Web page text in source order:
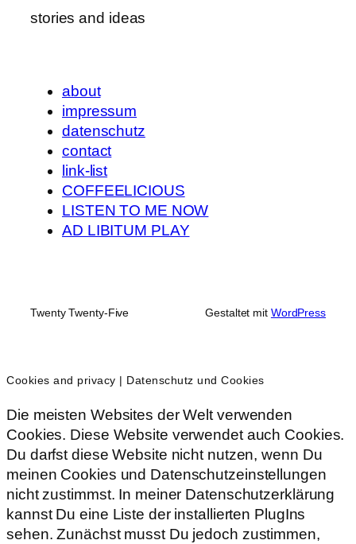
stories and ideas
about
impressum
datenschutz
contact
link-list
COFFEELICIOUS
LISTEN TO ME NOW
AD LIBITUM PLAY
Twenty Twenty-Five Gestaltet mit WordPress
Cookies and privacy | Datenschutz und Cookies
Die meisten Websites der Welt verwenden
Cookies. Diese Website verwendet auch Cookies.
Du darfst diese Website nicht nutzen, wenn Du
meinen Cookies und Datenschutzeinstellungen
nicht zustimmst. In meiner Datenschutzerklärung
kannst Du eine Liste der installierten PlugIns
sehen. Zunächst musst Du jedoch zustimmen,